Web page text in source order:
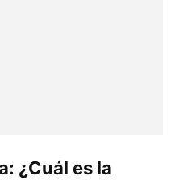
¿Cuál es la